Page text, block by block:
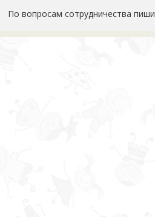
По вопросам сотрудничества